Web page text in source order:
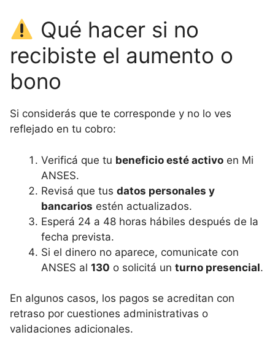
Qué hacer si no
recibiste el aumento o
bono
Si considerás que te corresponde y no lo ves
reflejado en tu cobro:
Verificá que tu beneficio esté activo en Mi
ANSES.
Revisá que tus datos personales y
bancarios estén actualizados.
Esperá 24 a 48 horas hábiles después de la
fecha prevista.
Si el dinero no aparece, comunicate con
ANSES al 130 o solicitá un turno presencial.
En algunos casos, los pagos se acreditan con
retraso por cuestiones administrativas o
validaciones adicionales.